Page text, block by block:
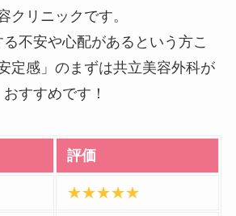
クリニックです。
不安や心配があるという方こ
定感」のまずは共立美容外科が
おすすめです！
評価
★★★★★